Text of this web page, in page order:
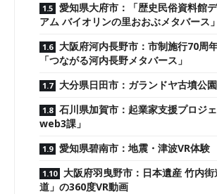
愛知県大府市：「歴史民俗資料館
アム バイオリンの里おおぶメタバース」
大阪府河内長野市：市制施行70周
「つながる河内長野メタバース」
大分県日田市：ガランドヤ古墳公
石川県加賀市：起業家支援プロジ
web3課」
愛知県碧南市：地震・津波VR体験
大阪府羽曳野市：日本遺産 竹内
道」の360度VR動画